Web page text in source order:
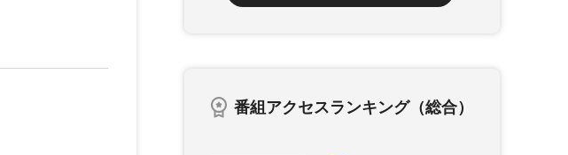
番組アクセスランキング（総合）